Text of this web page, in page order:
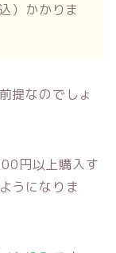
）かかりま
提なのでしょ
円以上購入す
うになりま